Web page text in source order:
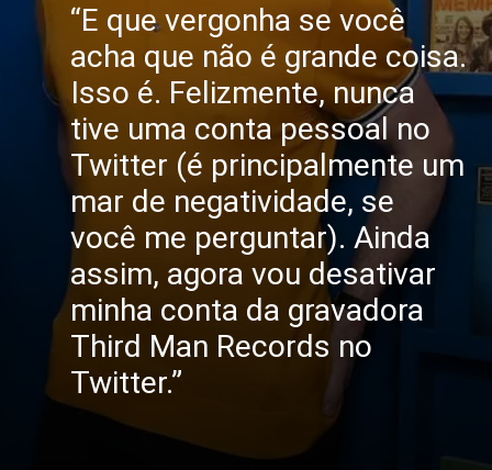
“E que vergonha se você
acha que não é grande coisa.
Isso é. Felizmente, nunca
tive uma conta pessoal no
Twitter (é principalmente um
mar de negatividade, se
você me perguntar). Ainda
assim, agora vou desativar
minha conta da gravadora
Third Man Records no
Twitter.”